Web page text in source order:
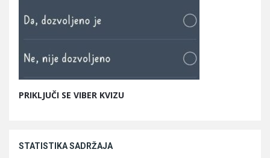
PRIKLJUČI SE VIBER KVIZU
STATISTIKA SADRŽAJA